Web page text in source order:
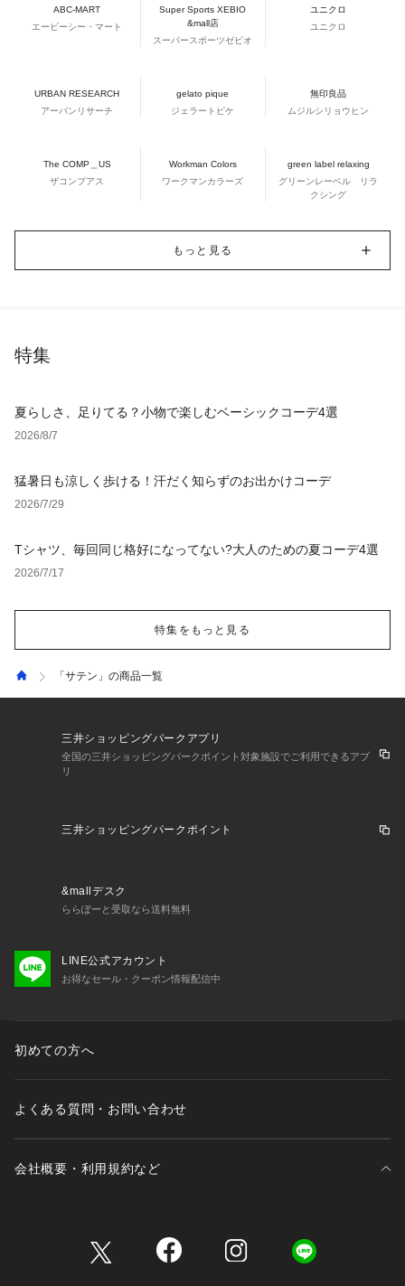
ABC-MART
エービーシー・マート
Super Sports XEBIO
&mall店
スーパースポーツゼビオ
ユニクロ
ユニクロ
URBAN RESEARCH
アーバンリサーチ
gelato pique
ジェラートピケ
無印良品
ムジルシリョウヒン
The COMP＿US
ザコンプアス
Workman Colors
ワークマンカラーズ
green label relaxing
グリーンレーベル リラ
クシング
もっと見る
特集
夏らしさ、足りてる？小物で楽しむベーシックコーデ4選
2026/8/7
猛暑日も涼しく歩ける！汗だく知らずのお出かけコーデ
2026/7/29
Tシャツ、毎回同じ格好になってない?大人のための夏コーデ4選
2026/7/17
特集をもっと見る
「サテン」の商品一覧
三井ショッピングパークアプリ
全国の三井ショッピングパークポイント対象施設でご利用できるアプ
リ
三井ショッピングパークポイント
&mallデスク
ららぽーと受取なら送料無料
LINE公式アカウント
お得なセール・クーポン情報配信中
初めての方へ
よくある質問・お問い合わせ
会社概要・利用規約など